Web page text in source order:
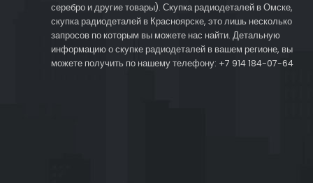
серебро и другие товары). Скупка радиодеталей в Омске,
скупка радиодеталей в Красноярске, это лишь несколько
запросов по которым вы можете нас найти. Детальную
информацию о скупке радиодеталей в вашем регионе, вы
можете получить по нашему телефону: +7 914 184-07-64